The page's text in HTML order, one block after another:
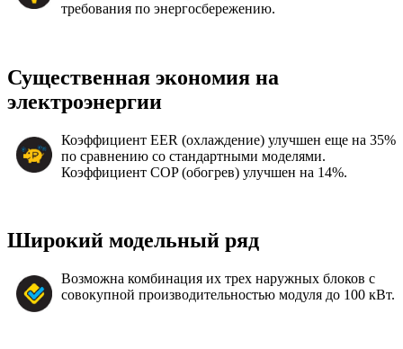
требования по энергосбережению.
Существенная экономия на
электроэнергии
Коэффициент EER (охлаждение) улучшен еще на 35%
по сравнению со стандартными моделями.
Коэффициент COP (обогрев) улучшен на 14%.
Широкий модельный ряд
Возможна комбинация их трех наружных блоков с
совокупной производительностью модуля до 100 кВт.